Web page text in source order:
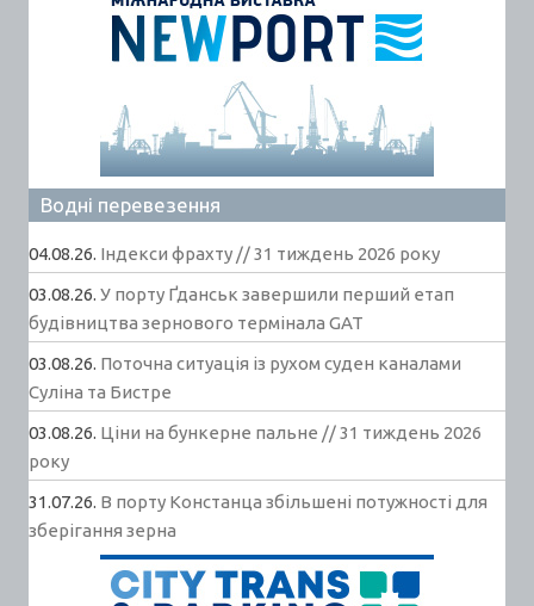
Водні перевезення
04.08.26. Індекси фрахту // 31 тиждень 2026 року
03.08.26. У порту Ґданськ завершили перший етап
будівництва зернового термінала GAT
03.08.26. Поточна ситуація із рухом суден каналами
Суліна та Бистре
03.08.26. Ціни на бункерне пальне // 31 тиждень 2026
року
31.07.26. В порту Констанца збільшені потужності для
зберігання зерна